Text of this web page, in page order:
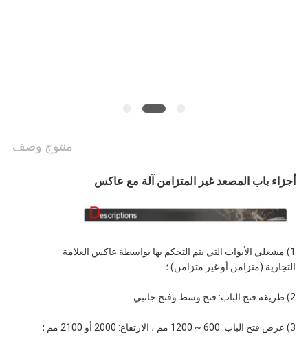
منتوج وصف
أجزاء باب المصعد غير المتزامن آلة مع عاكس
1) مشغلي الأبواب التي يتم التحكم بها بواسطة عاكس العلامة
التجارية (متزامن أو غير متزامن) ؛
2) طريقة فتح الباب: فتح وسط وفتح جانبي
3) عرض فتح الباب: 600 ~ 1200 مم ، الارتفاع: 2000 أو 2100 مم ؛